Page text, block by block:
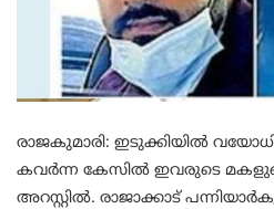
രാജകുമാരി: ഇടുക്കിയിൽ
കവർന്ന കേസിൽ ഇവരുടെ
അറസ്റ്റിൽ. രാജാക്കാട്